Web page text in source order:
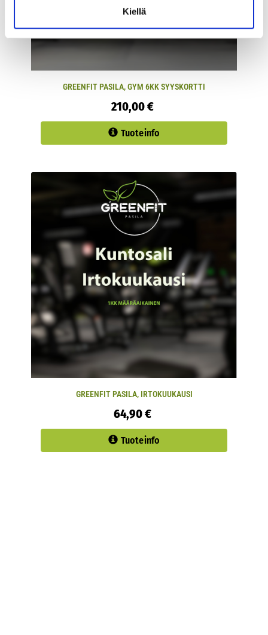
Kiellä
GREENFIT PASILA, GYM 6KK SYYSKORTTI
210,00 €
Tuoteinfo
GREENFIT PASILA, IRTOKUUKAUSI
64,90 €
Tuoteinfo